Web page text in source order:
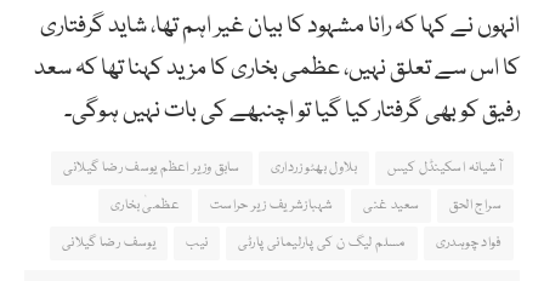
انہوں نے کہا کہ رانا مشہود کا بیان غیر اہم تھا، شاید گرفتاری
کا اس سے تعلق نہیں، عظمی بخاری کا مزید کہنا تھا کہ سعد
رفیق کو بھی گرفتار کیا گیا تو اچنبھے کی بات نہیں ہوگی۔
آشیانہ اسکینڈل کیس بلاول بھٹو زرداری
سابق وزیر اعظم یوسف رضا گیلانی
سراج الحق
سعید غنی شہبازشریف زیر حراست
عظمیٰ بخاری
فواد چوہدری
مسلم لیگ ن کی پارلیمانی پارٹی نیب یوسف رضا گیلانی